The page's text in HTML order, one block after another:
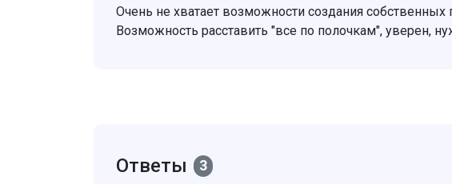
Очень не хватает возможности создания собственных
Возможность расставить "все по полочкам", уверен,
Ответы 3